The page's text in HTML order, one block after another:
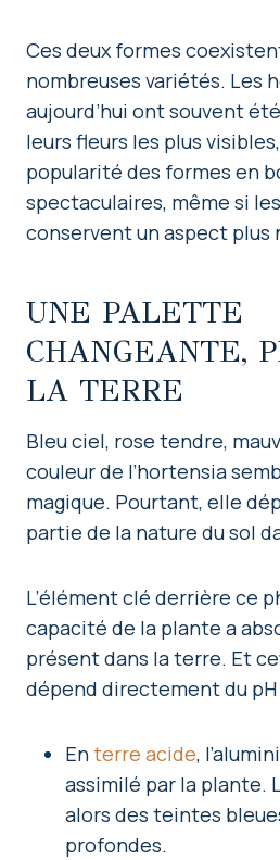
Ces deux formes
nombreuses variétés. Les
aujourd’hui ont souvent
leurs fleurs les plus
popularité des formes en
spectaculaires, même si
conservent un aspect plus
UNE PALETTE
CHANGEANTE,
LA TERRE
Bleu ciel, rose tendre,
couleur de l’hortensia
magique. Pourtant, elle
partie de la nature du sol
L’élément clé derrière ce
capacité de la plante a
présent dans la terre. Et
dépend directement du pH
Enterre acide,
assimilé par la plante.
alors des teintes
profondes.